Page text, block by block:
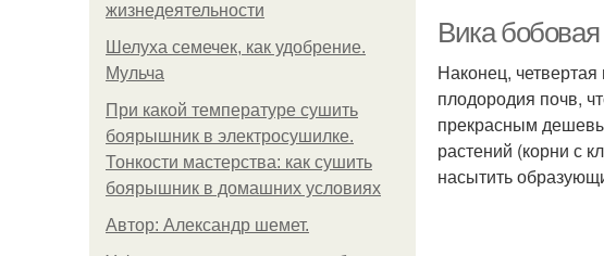
жизнедеятельности
Шелуха семечек, как удобрение.
Мульча
При какой температуре сушить
боярышник в электросушилке.
Тонкости мастерства: как сушить
боярышник в домашних условиях
Автор: Александр шемет.
Вика бобовая
Наконец,
плодородия почв,
прекрасным
растений (корни с
насытить